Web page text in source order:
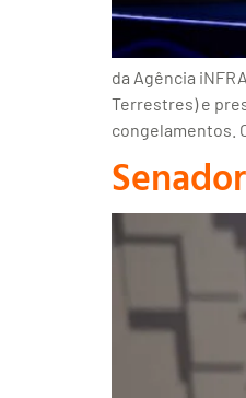
da Agência
Terrestres) e
congelamentos.